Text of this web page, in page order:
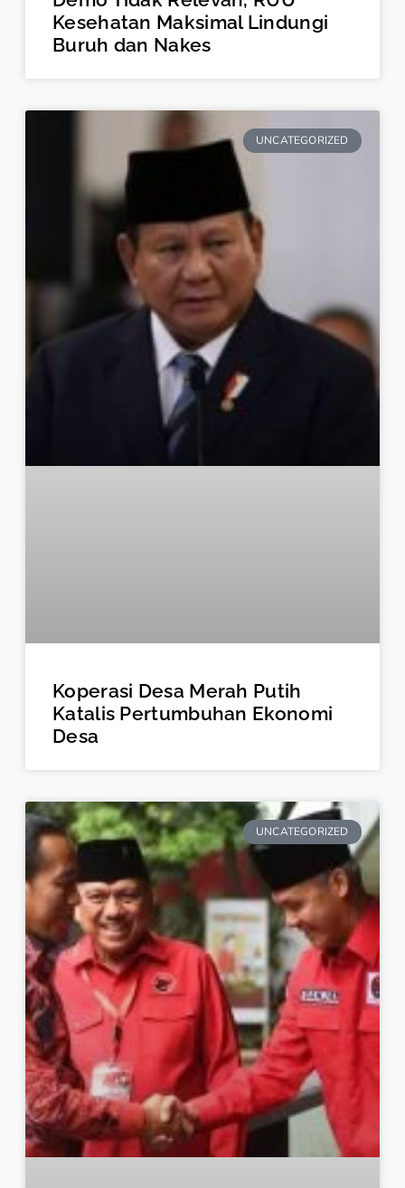
Kesehatan Maksimal Lindungi
Buruh dan Nakes
UNCATEGORIZED
Koperasi Desa Merah Putih
Katalis Pertumbuhan Ekonomi
Desa
UNCATEGORIZED